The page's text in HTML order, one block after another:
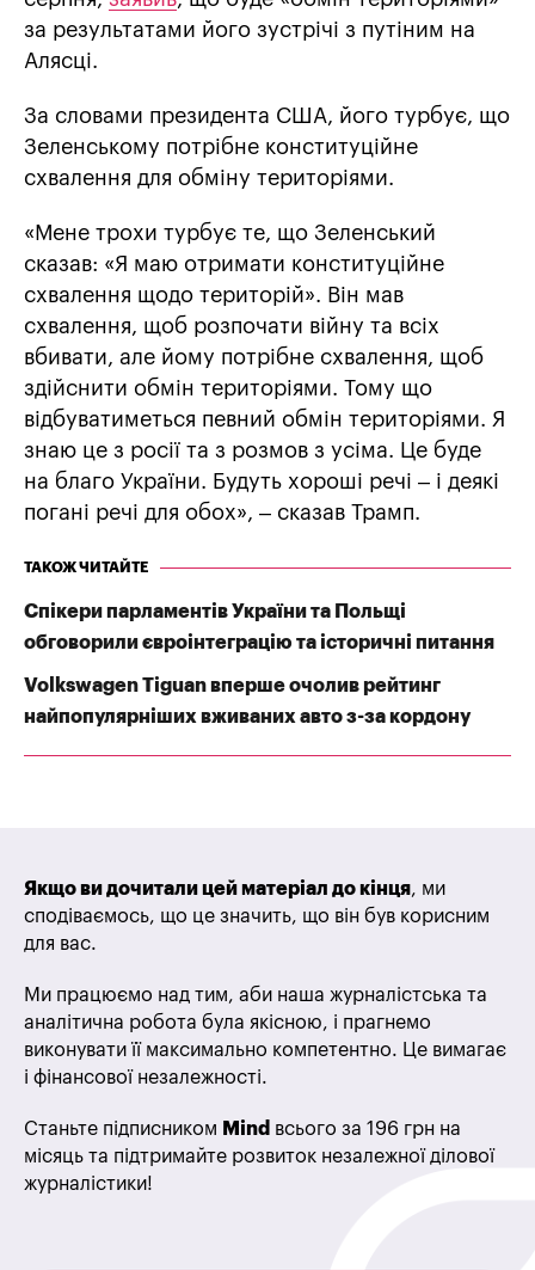
за результатами його зустрічі з путіним на
Алясці.
За словами президента США, його турбує, що
Зеленському потрібне конституційне
схвалення для обміну територіями.
«Мене трохи турбує те, що Зеленський
сказав: «Я маю отримати конституційне
схвалення щодо територій». Він мав
схвалення, щоб розпочати війну та всіх
вбивати, але йому потрібне схвалення, щоб
здійснити обмін територіями. Тому що
відбуватиметься певний обмін територіями. Я
знаю це з росії та з розмов з усіма. Це буде
на благо України. Будуть хороші речі – і деякі
погані речі для обох», – сказав Трамп.
ТАКОЖ ЧИТАЙТЕ
Спікери парламентів України та Польщі
обговорили євроінтеграцію та історичні питання
Volkswagen Tiguan вперше очолив рейтинг
найпопулярніших вживаних авто з-за кордону
Якщо ви дочитали цей матеріал до кінця, ми
сподіваємось, що це значить, що він був корисним
для вас.
Ми працюємо над тим, аби наша журналістська та
аналітична робота була якісною, і прагнемо
виконувати її максимально компетентно. Це вимагає
і фінансової незалежності.
Станьте підписником Mind всього за 196 грн на
місяць та підтримайте розвиток незалежної ділової
журналістики!